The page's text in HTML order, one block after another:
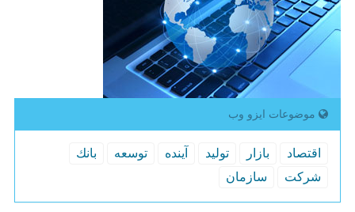
موضوعات ایزو وب
اقتصاد بازار تولید آینده توسعه
بانك
شركت
سازمان